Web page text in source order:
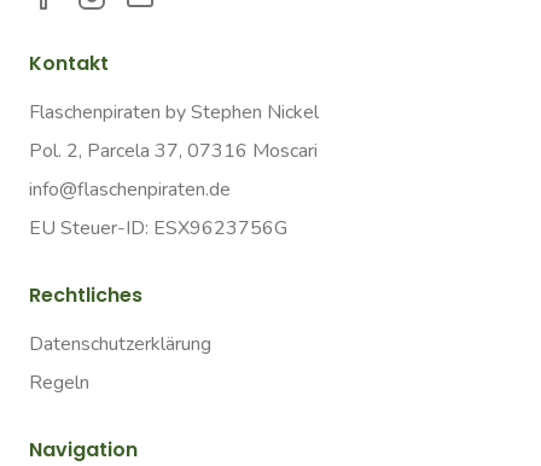
Kontakt
Flaschenpiraten by Stephen Nickel
Pol. 2, Parcela 37, 07316 Moscari
info@flaschenpiraten.de
EU Steuer-ID: ESX9623756G
Rechtliches
Datenschutzerklärung
Regeln
Navigation